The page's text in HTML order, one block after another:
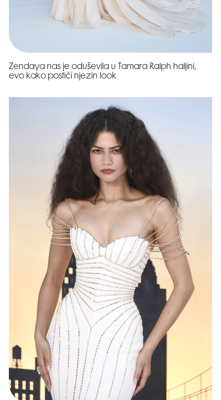
Zendaya nas je oduševila u Tamara Ralph haljini,
evo kako postići njezin look